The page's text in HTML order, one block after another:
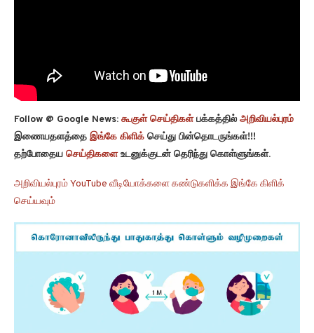
Follow @ Google News: கூகுள் செய்திகள்பக்கத்தில் அறிவியல்புரம்
இணையதளத்தை இங்கே கிளிக் செய்து பின்தொடருங்கள்!!!
தற்போதைய செய்திகளைஉடனுக்குடன் தெரிந்து கொள்ளுங்கள்.
அறிவியல்புரம் YouTube வீடியோக்களை கண்டுகளிக்க இங்கே கிளிக்
செய்யவும்